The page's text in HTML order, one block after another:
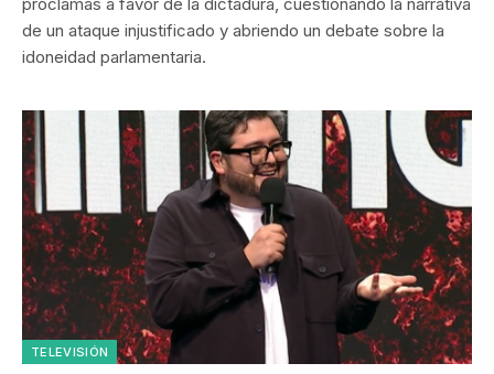
de un ataque injustificado y abriendo un debate sobre la
idoneidad parlamentaria.
TELEVISIÓN